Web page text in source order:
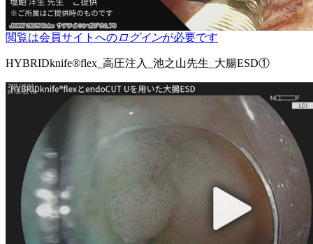
閲覧は会員サイトへのログインが必要です
HYBRIDknife®flex_高圧注入_池之山先生_大腸ESD①